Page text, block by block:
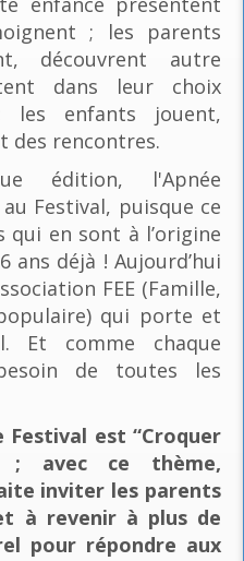
; les parents
découvrent autre
dans leur choix
les enfants jouent,
des rencontres.
édition, l'Apnée
Festival, puisque ce
qui en sont à l’origine
ans déjà ! Aujourd’hui
FEE (Famille,
qui porte et
Et comme chaque
de toutes les
Festival est “Croquer
avec ce thème,
inviter les parents
à revenir à plus de
pour répondre aux